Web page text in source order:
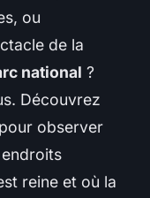
ou
de la
national ?
Découvrez
observer
reine et où la